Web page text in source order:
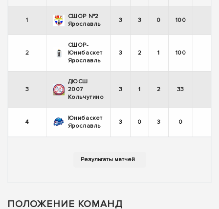
1
СШОР №2
Ярославль
3 3 0 100
2
СШОР-
Юнибаскет
Ярославль
3 2 1 100
3
ДЮСШ
2007
Кольчугино
3 1 2 33
4
Юнибаскет
Ярославль
3 0 3 0
ПОЛОЖЕНИЕ КОМАНД